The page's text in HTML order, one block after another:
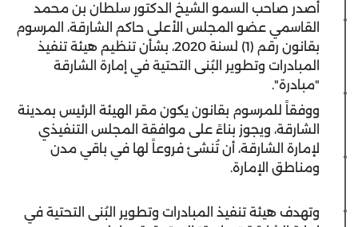
أصدر صاحب السمو الشيخ الدكتور سلطان بن محمد
القاسمي عضو المجلس الأعلى حاكم الشارقة، المرسوم
بقانون رقم (1) لسنة 2020، بشأن تنظيم هيئة تنفيذ
المبادرات وتطوير البُنى التحتية في إمارة الشارقة
"مبادرة".
ووفقاً للمرسوم بقانون يكون مقر الهيئة الرئيس بمدينة
الشارقة، ويجوز بناءً على موافقة المجلس التنفيذي
لإمارة الشارقة، أن تُنشئ فروعاً لها في باقي مدن
ومناطق الإمارة.
وتهدف هيئة تنفيذ المبادرات وتطوير البُنى التحتية في